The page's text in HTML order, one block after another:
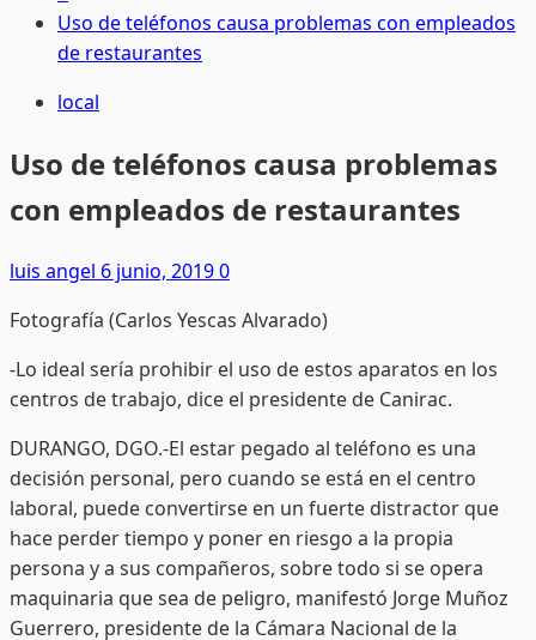
Uso de teléfonos causa problemas con empleados
de restaurantes
local
Uso de teléfonos causa problemas
con empleados de restaurantes
luis angel 6 junio, 20190
Fotografía (Carlos Yescas Alvarado)
-Lo ideal sería prohibir el uso de estos aparatos en los
centros de trabajo, dice el presidente de Canirac.
DURANGO, DGO.-El estar pegado al teléfono es una
decisión personal, pero cuando se está en el centro
laboral, puede convertirse en un fuerte distractor que
hace perder tiempo y poner en riesgo a la propia
persona y a sus compañeros, sobre todo si se opera
maquinaria que sea de peligro, manifestó Jorge Muñoz
Guerrero, presidente de la Cámara Nacional de la